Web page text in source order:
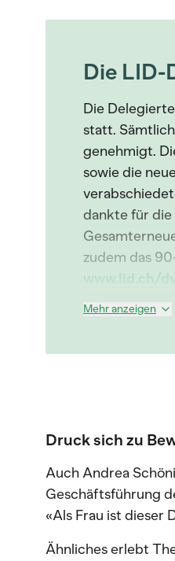
Die
Die
statt.
genehmigt.
sowie die
dankte für die
zudem das
www.lid.ch/
Mehr anzeigen
Druck sich zu
Auch Andrea
Geschäftsführung
«Als Frau ist dieser
Ähnliches erlebt